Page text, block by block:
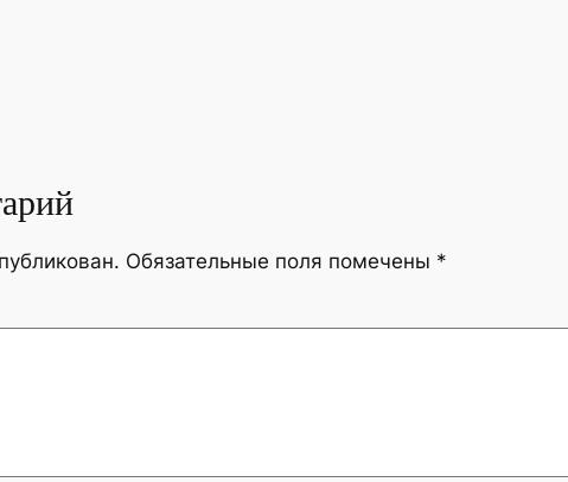
Обязательные поля помечены *